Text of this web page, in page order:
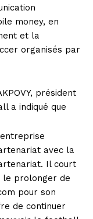
money, en
et la
organisés par
président
a indiqué que
avec la
Il court
le prolonger de
pour son
de continuer